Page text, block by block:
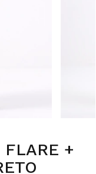
FLARE +